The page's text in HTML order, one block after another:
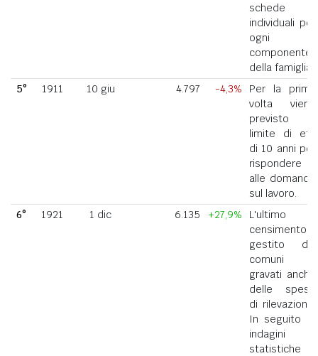
schede
individuali per
ogni
componente
della famiglia.
5°
1911 10 giu 4.797 -4,3%
Per la prima
volta viene
previsto il
limite di età
di 10 anni per
rispondere
alle domande
sul lavoro.
6°
1921 1 dic 6.135 +27,9%
L'ultimo
censimento
gestito dai
comuni
gravati anche
delle spese
di rilevazione.
In seguito le
indagini
statistiche